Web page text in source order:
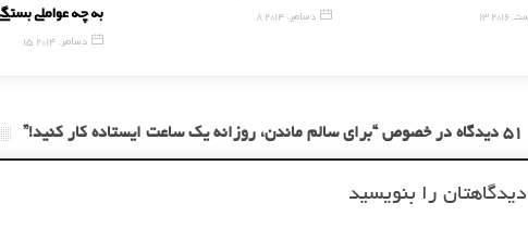
به چه
15 دسامبر, 2014
8 دسامبر, 2014 13 آگوست, 2016
دیدگاهتان را بنویسید